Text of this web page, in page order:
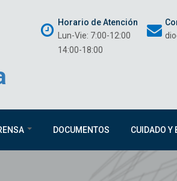
Horario de Atención
Lun-Vie: 7:00-12:00
14:00-18:00
DOCUMENTOS CUIDADO Y